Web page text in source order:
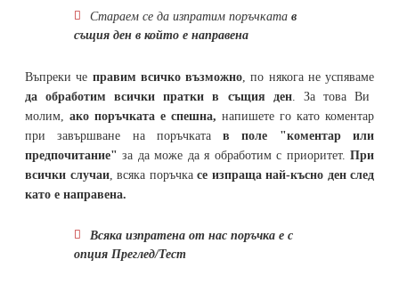
Стараем се да изпратим поръчката в
същия ден в който е направена
Въпреки че правим всичко възможно , по някога не успяваме
да обработим всички пратки в същия ден. За това Ви
молим, ако поръчката е спешна, напишете го като коментар
при завършване на поръчкатав поле "коментар или
предпочитание" за да може да я обработим с приоритет. При
всички случаи, всяка поръчка се изпраща най-късно ден след
като е направена.
Всяка изпратена от нас поръчка е с
опция Преглед/Тест